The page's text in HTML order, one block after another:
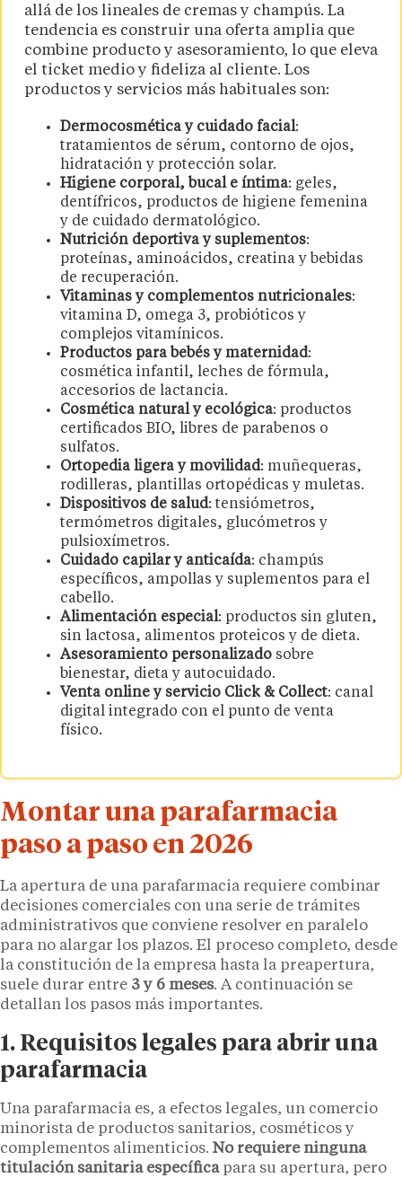
allá de los lineales de cremas y champús. La
tendencia es construir una oferta amplia que
combine producto y asesoramiento, lo que eleva
el ticket medio y fideliza al cliente. Los
productos y servicios más habituales son:
Dermocosmética y cuidado facial:
tratamientos de sérum, contorno de ojos,
hidratación y protección solar.
Higiene corporal, bucal e íntima: geles,
dentífricos, productos de higiene femenina
y de cuidado dermatológico.
Nutrición deportiva y suplementos:
proteínas, aminoácidos, creatina y bebidas
de recuperación.
Vitaminas y complementos nutricionales:
vitamina D, omega 3, probióticos y
complejos vitamínicos.
Productos para bebés y maternidad:
cosmética infantil, leches de fórmula,
accesorios de lactancia.
Cosmética natural y ecológica: productos
certificados BIO, libres de parabenos o
sulfatos.
Ortopedia ligera y movilidad: muñequeras,
rodilleras, plantillas ortopédicas y muletas.
Dispositivos de salud: tensiómetros,
termómetros digitales, glucómetros y
pulsioxímetros.
Cuidado capilar y anticaída: champús
específicos, ampollas y suplementos para el
cabello.
Alimentación especial: productos sin gluten,
sin lactosa, alimentos proteicos y de dieta.
Asesoramiento personalizado sobre
bienestar, dieta y autocuidado.
Venta online y servicio Click & Collect: canal
digital integrado con el punto de venta
físico.
Montar una parafarmacia
paso a paso en 2026
La apertura de una parafarmacia requiere combinar
decisiones comerciales con una serie de trámites
administrativos que conviene resolver en paralelo
para no alargar los plazos. El proceso completo, desde
la constitución de la empresa hasta la preapertura,
suele durar entre 3 y 6 meses. A continuación se
detallan los pasos más importantes.
1. Requisitos legales para abrir una
parafarmacia
Una parafarmacia es, a efectos legales, un comercio
minorista de productos sanitarios, cosméticos y
complementos alimenticios. No requiere ninguna
titulación sanitaria específicapara su apertura, pero